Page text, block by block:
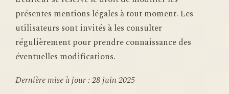
présentes mentions légales à tout moment. Les
utilisateurs sont invités à les consulter
régulièrement pour prendre connaissance des
éventuelles modifications.
Dernière mise à jour : 28 juin 2025